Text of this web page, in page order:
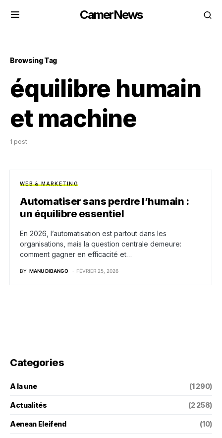
CamerNews
Browsing Tag
équilibre humain
et machine
1 post
WEB & MARKETING
Automatiser sans perdre l’humain :
un équilibre essentiel
En 2026, l’automatisation est partout dans les
organisations, mais la question centrale demeure:
comment gagner en efficacité et…
BY MANU DIBANGO FÉVRIER 25, 2026
Categories
A la une (1 290)
Actualités (2 258)
Aenean Eleifend (10)